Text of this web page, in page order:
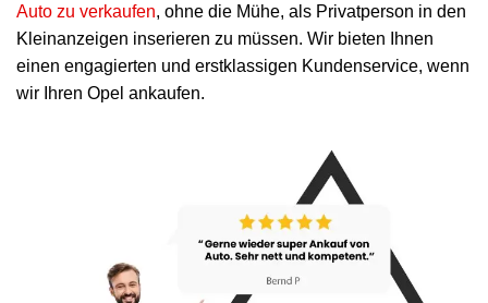
Auto zu verkaufen, ohne die Mühe, als Privatperson in den
Kleinanzeigen inserieren zu müssen. Wir bieten Ihnen
einen engagierten und erstklassigen Kundenservice, wenn
wir Ihren Opel ankaufen.